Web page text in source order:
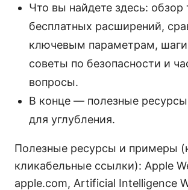
Что вы найдете здесь: обзор
бесплатных расширений,
ключевым параметрам, шаги
советы по безопасности и
вопросы.
В конце — полезные
для углубления.
Полезные ресурсы и примеры
кликабельные ссылки): Apple
apple.com, Artificial Intelligence